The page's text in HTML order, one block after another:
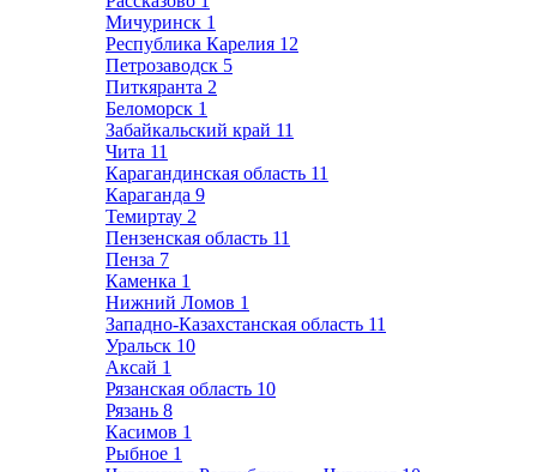
Мичуринск 1
Республика Карелия 12
Петрозаводск 5
Питкяранта 2
Беломорск 1
Забайкальский край 11
Чита 11
Карагандинская область 11
Караганда 9
Темиртау 2
Пензенская область 11
Пенза 7
Каменка 1
Нижний Ломов 1
Западно-Казахстанская область 11
Уральск 10
Аксай 1
Рязанская область 10
Рязань 8
Касимов 1
Рыбное 1